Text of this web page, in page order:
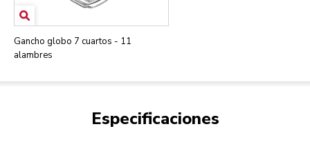
Gancho globo 7 cuartos - 11
alambres
Especificaciones